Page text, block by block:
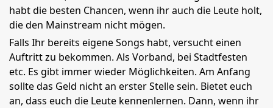
habt die besten Chancen, wenn ihr auch die Leute holt,
die den Mainstream nicht mögen.
Falls Ihr bereits eigene Songs habt, versucht einen
Auftritt zu bekommen. Als Vorband, bei Stadtfesten
etc. Es gibt immer wieder Möglichkeiten. Am Anfang
sollte das Geld nicht an erster Stelle sein. Bietet euch
an, dass euch die Leute kennenlernen. Dann, wenn ihr